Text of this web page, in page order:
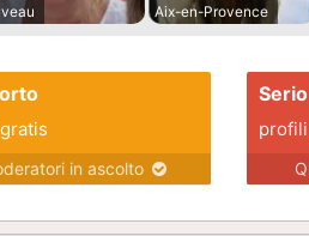
Aix-en-Provence
in ascolto
Serio